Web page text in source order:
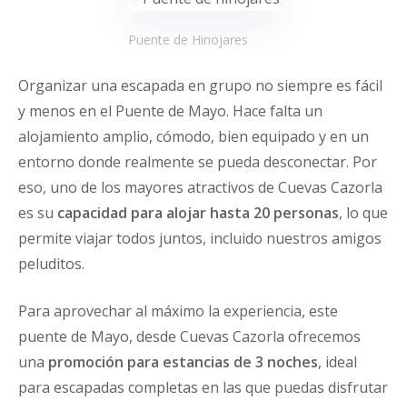
Puente de Hinojares
Organizar una escapada en grupo no siempre es fácil
y menos en el Puente de Mayo. Hace falta un
alojamiento amplio, cómodo, bien equipado y en un
entorno donde realmente se pueda desconectar. Por
eso, uno de los mayores atractivos de Cuevas Cazorla
es su capacidad para alojar hasta 20 personas, lo que
permite viajar todos juntos, incluido nuestros amigos
peluditos.
Para aprovechar al máximo la experiencia, este
puente de Mayo, desde Cuevas Cazorla ofrecemos
una promoción para estancias de 3 noches, ideal
para escapadas completas en las que puedas disfrutar